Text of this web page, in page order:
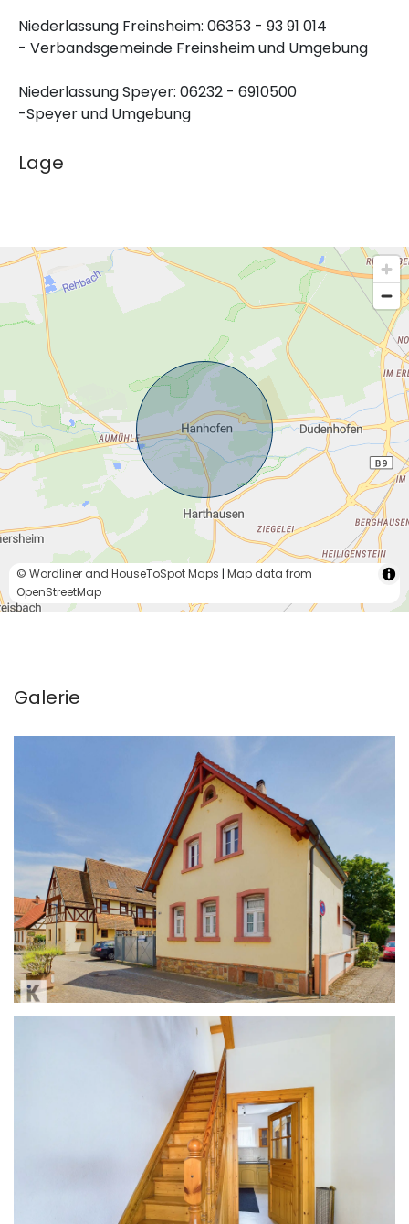
Niederlassung Freinsheim: 06353 - 93 91 014
- Verbandsgemeinde Freinsheim und Umgebung
Niederlassung Speyer: 06232 - 6910500
-Speyer und Umgebung
Lage
© Wordliner and HouseToSpot Maps | Map data from
OpenStreetMap
Galerie